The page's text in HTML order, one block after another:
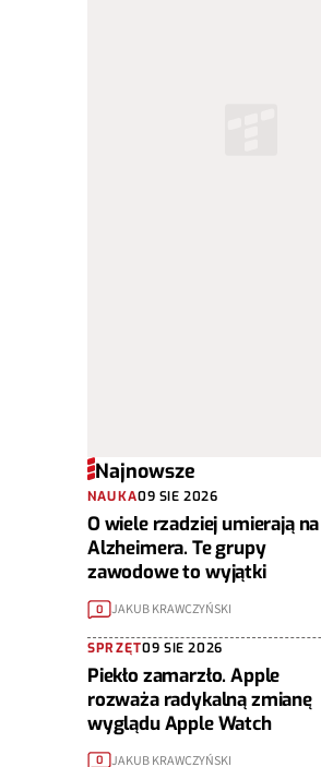
Najnowsze
NAUKA09 SIE 2026
O wiele rzadziej umierają na
Alzheimera. Te grupy
zawodowe to wyjątki
0 JAKUB KRAWCZYŃSKI
SPRZĘT09 SIE 2026
Piekło zamarzło. Apple
rozważa radykalną zmianę
wyglądu Apple Watch
0 JAKUB KRAWCZYŃSKI